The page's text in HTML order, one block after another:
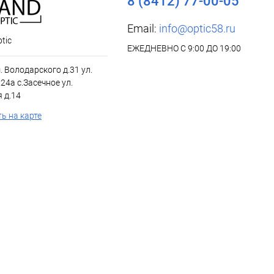
Володарского д.31 ул.
с.Засечное ул.
д.14
на карте
Email: info@optic58.ru
ЕЖЕДНЕВНО С 9:00 ДО 19:00